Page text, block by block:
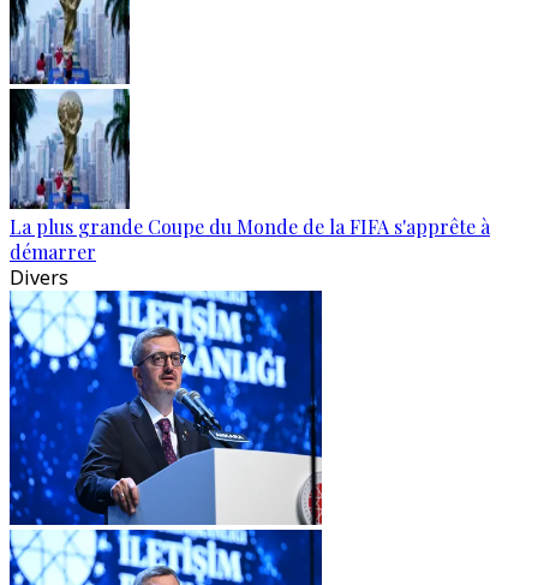
La plus grande Coupe du Monde de la FIFA s'apprête à
démarrer
Divers